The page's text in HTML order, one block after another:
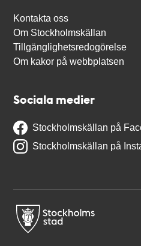
Kontakta oss
Om Stockholmskällan
Tillgänglighetsredogörelse
Om kakor på webbplatsen
Sociala medier
Stockholmskällan på
Stockholmskällan på